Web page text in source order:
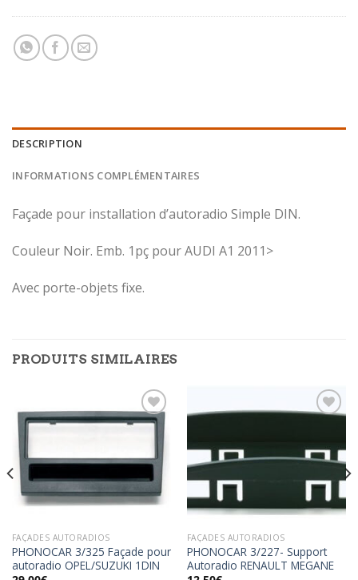
DESCRIPTION
INFORMATIONS COMPLÉMENTAIRES
Façade pour installation d’autoradio Simple DIN.
Couleur Noir. Emb. 1pç pour AUDI A1 2011>
Avec porte-objets fixe.
PRODUITS SIMILAIRES
Ajouter
à la
wishlist
FAÇADES AUTORADIOS
PHONOCAR 3/325 Façade pour
autoradio OPEL/SUZUKI 1DIN
Ajouter
à la
FAÇADES AUTORADIOS
PHONOCAR 3/227- Support
Autoradio RENAULT MEGANE